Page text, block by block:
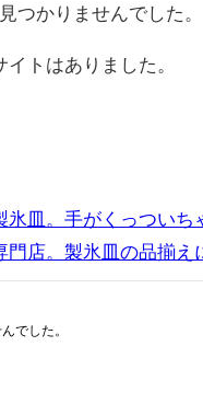
つかりませんでした。
トはありました。
皿。手がくっついち
店。製氷皿の品揃え